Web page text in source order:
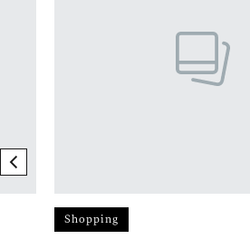
previous element
Shopping